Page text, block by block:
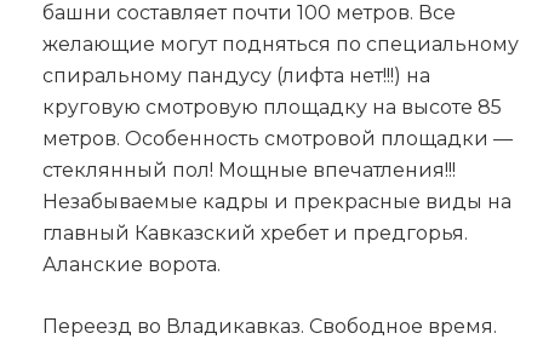
башни составляет почти 100 метров. Все
желающие могут подняться по специальному
спиральному пандусу (лифта нет!!!) на
круговую смотровую площадку на высоте 85
метров. Особенность смотровой площадки —
стеклянный пол! Мощные впечатления!!!
Незабываемые кадры и прекрасные виды на
главный Кавказский хребет и предгорья.
Аланские ворота.
Переезд во Владикавказ. Свободное время.